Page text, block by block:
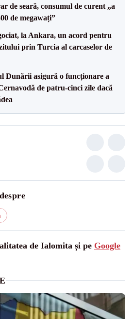
de seară, consumul de curent „a
de megawați”
la Ankara, un acord pentru
prin Turcia al carcaselor de
Dunării asigură o funcționare a
de patru-cinci zile dacă
de Ialomita și pe Google